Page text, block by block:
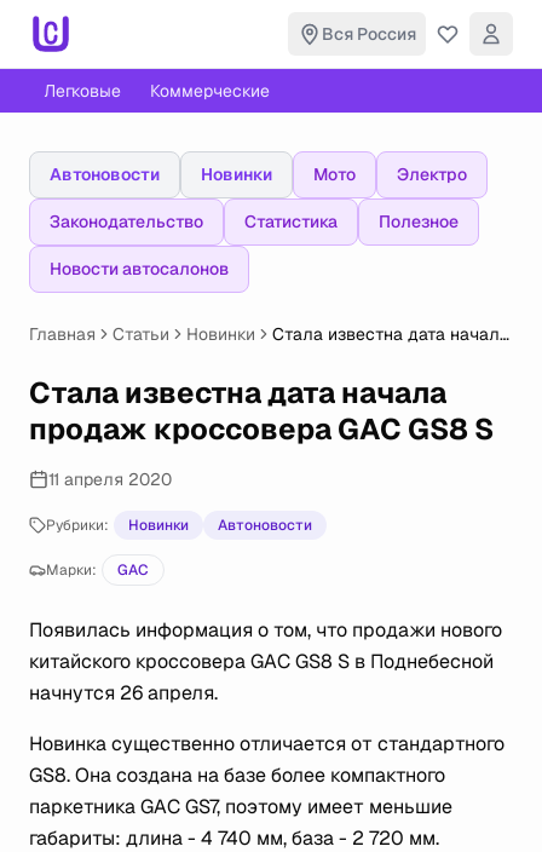
Вся Россия
Легковые Коммерческие
Автоновости Новинки Мото Электро
Законодательство Статистика Полезное
Новости автосалонов
Главная Статьи Новинки
Стала известна дата начала
GS8 S
Стала известна дата начала
продаж кроссовера GAC GS8 S
11 апреля 2020
Рубрики: Новинки Автоновости
Марки: GAC
Появилась информация о том, что продажи нового
китайского кроссовера GAC GS8 S в Поднебесной
начнутся 26 апреля.
Новинка существенно отличается от стандартного
GS8. Она создана на базе более компактного
паркетника GAC GS7, поэтому имеет меньшие
габариты: длина - 4 740 мм, база - 2 720 мм.